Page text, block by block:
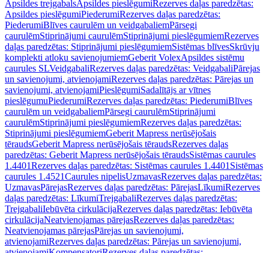
Apsildes trejgabalsApsildes pieslēgumiRezerves daļas paredzētas:
Apsildes pieslēgumiPiederumiRezerves daļas paredzētas:
PiederumiBlīves caurulēm un veidgabaliemPārsegi
caurulēmStiprinājumi caurulēmStiprinājumi pieslēgumiemRezerves
daļas paredzētas: Stiprinājumi pieslēgumiemSistēmas blīvesSkrūvju
komplekti atloku savienojumiemGeberit VolexApsildes sistēmu
caurules SLVeidgabaliRezerves daļas paredzētas: VeidgabaliPārejas
un savienojumi, atvienojamiRezerves daļas paredzētas: Pārejas un
savienojumi, atvienojamiPieslēgumiSadalītājs ar vītnes
pieslēgumuPiederumiRezerves daļas paredzētas: PiederumiBlīves
caurulēm un veidgabaliemPārsegi caurulēmStiprinājumi
caurulēmStiprinājumi pieslēgumiemRezerves daļas paredzētas:
Stiprinājumi pieslēgumiemGeberit Mapress nerūsējošais
tēraudsGeberit Mapress nerūsējošais tēraudsRezerves daļas
paredzētas: Geberit Mapress nerūsējošais tēraudsSistēmas caurules
1.4401Rezerves daļas paredzētas: Sistēmas caurules 1.4401 Sistēmas
caurules 1.4521Caurules nipelisUzmavasRezerves daļas paredzētas:
UzmavasPārejasRezerves daļas paredzētas: PārejasLīkumiRezerves
daļas paredzētas: LīkumiTrejgabaliRezerves daļas paredzētas:
TrejgabaliIebūvēta cirkulācijaRezerves daļas paredzētas: Iebūvēta
cirkulācijaNeatvienojamas pārejasRezerves daļas paredzētas:
Neatvienojamas pārejasPārejas un savienojumi,
atvienojamiRezerves daļas paredzētas: Pārejas un savienojumi,